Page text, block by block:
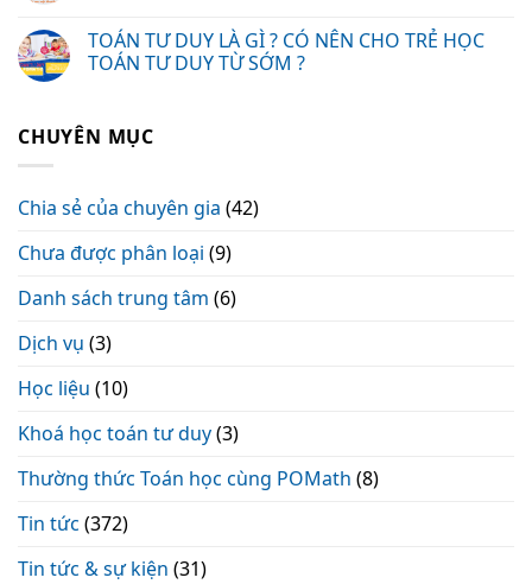
TOÁN TƯ DUY LÀ GÌ ? CÓ NÊN CHO TRẺ HỌC
TOÁN TƯ DUY TỪ SỚM ?
CHUYÊN MỤC
Chia sẻ của chuyên gia (42)
Chưa được phân loại (9)
Danh sách trung tâm (6)
Dịch vụ (3)
Học liệu (10)
Khoá học toán tư duy(3)
Thường thức Toán học cùng POMath (8)
Tin tức (372)
Tin tức & sự kiện (31)